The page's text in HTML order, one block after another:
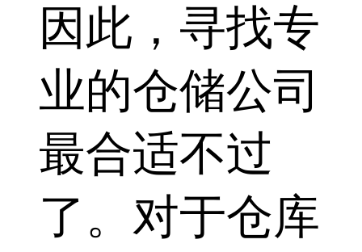
因此，寻找专
业的仓储公司
最合适不过
了。对于仓库